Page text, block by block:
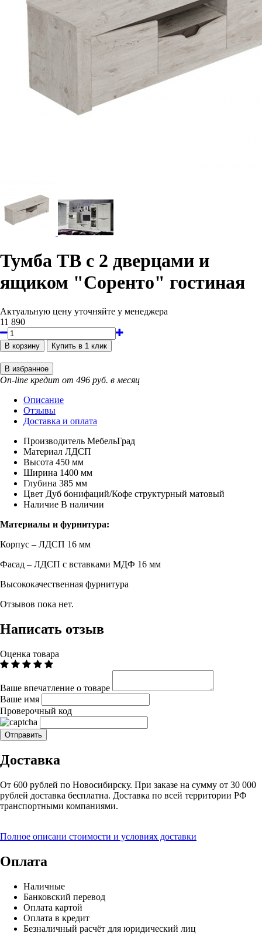
Тумба ТВ с 2 дверцами и
ящиком "Соренто" гостиная
Актуальную цену уточняйте у менеджера
11 890
On-line кредит от 496 руб. в месяц
Описание
Отзывы
Доставка и оплата
Производитель МебельГрад
Материал ЛДСП
Высота 450 мм
Ширина 1400 мм
Глубина 385 мм
Цвет Дуб бонифаций/Кофе структурный матовый
Наличие В наличии
Материалы и фурнитура:
Корпус – ЛДСП 16 мм
Фасад – ЛДСП с вставками МДФ 16 мм
Высококачественная фурнитура
Отзывов пока нет.
Написать отзыв
Оценка товара
Ваше впечатление о товаре
Ваше имя
Проверочный код
Доставка
От 600 рублей по Новосибирску. При заказе на сумму от 30 000
рублей доставка бесплатна. Доставка по всей территории РФ
транспортными компаниями.
Полное описани стоимости и условиях доставки
Оплата
Наличные
Банковский перевод
Оплата картой
Оплата в кредит
Безналичный расчёт для юридический лиц